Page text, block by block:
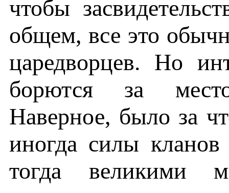
чтобы
общем, все это
царедворцев. Но
борются за
Наверное, было за
иногда силы
тогда великими